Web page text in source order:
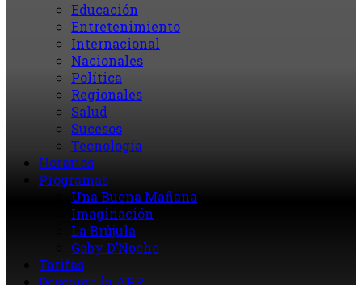
Educación
Entretenimiento
Internacional
Nacionales
Política
Regionales
Salud
Sucesos
Tecnología
Horarios
Programas
Una Buena Mañana
Imaginación
La Brújula
Gaby D’Noche
Tarifas
Descarga la APP